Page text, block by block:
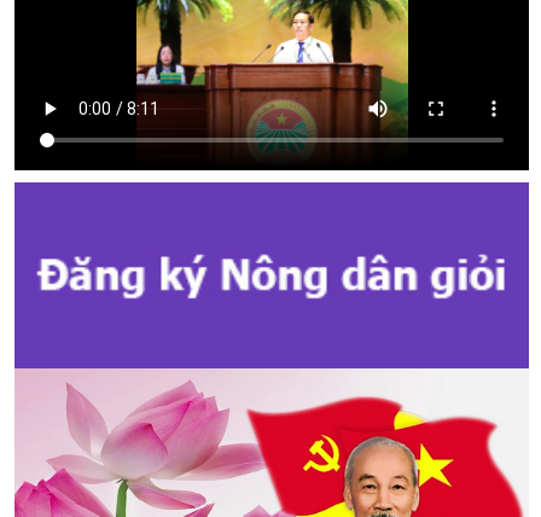
Hội đồng nhân dân các cấp nhiệm kỳ 2026 - 2031
Kế hoạch Tổ chức Đại hội Hội Nông dân cấp tỉnh, cấp xã nhiệm kỳ